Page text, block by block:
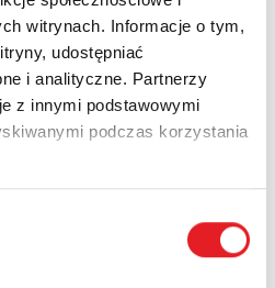
witrynach. Informacje o tym,
udostępniać
i analityczne. Partnerzy
z innymi podstawowymi
podczas korzystania